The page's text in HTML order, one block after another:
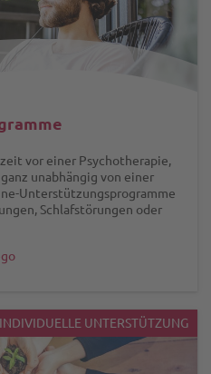
vor einer Psychotherapie,
unabhängig von einer
Unterstützungsprogramme
Schlafstörungen oder
UNTERSTÜTZUNG